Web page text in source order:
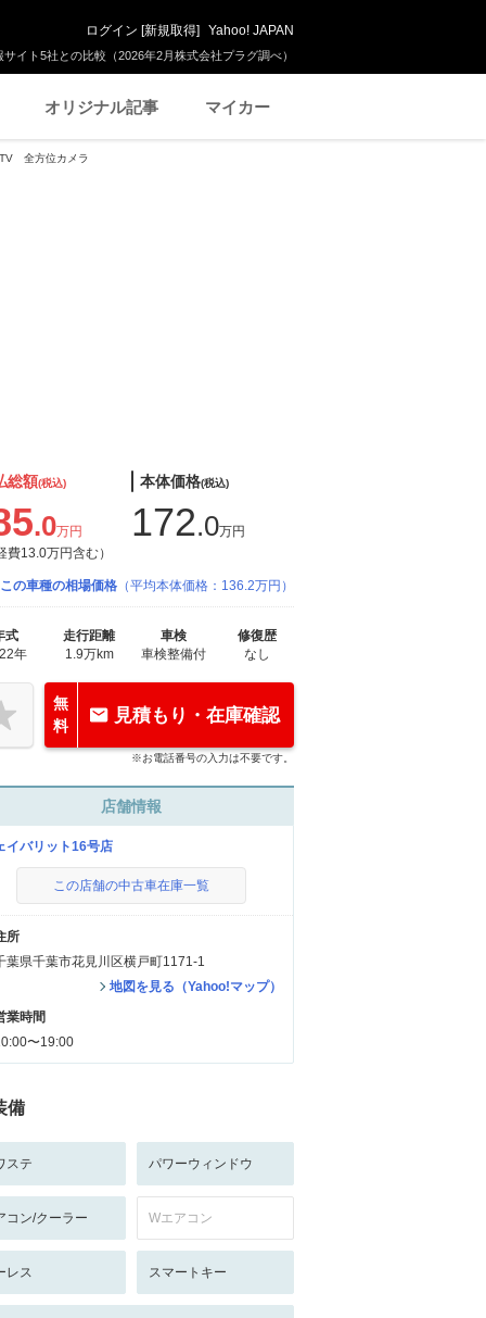
イト5社との比較（2026年2月株式会社プラグ調べ）
ログイン [新規取得] Yahoo! JAPAN
オリジナル記事 マイカー
TV 全方位カメラ
総額(税込)
.0万円
費13.0万円含む）
本体価格(税込)
172.0万円
この車種の相場価格 （平均本体価格：136.2万円）
式
年
走行距離
1.9万km
車検
車検整備付
修復歴
なし
無
料
見積もり・在庫確認
※お電話番号の入力は不要です。
店舗情報
イバリット16号店
この店舗の中古車在庫一覧
所
葉県千葉市花見川区横戸町1171-1
地図を見る（Yahoo!マップ）
業時間
〜19:00
備
ステ パワーウィンドウ
コン/クーラー Wエアコン
レス スマートキー